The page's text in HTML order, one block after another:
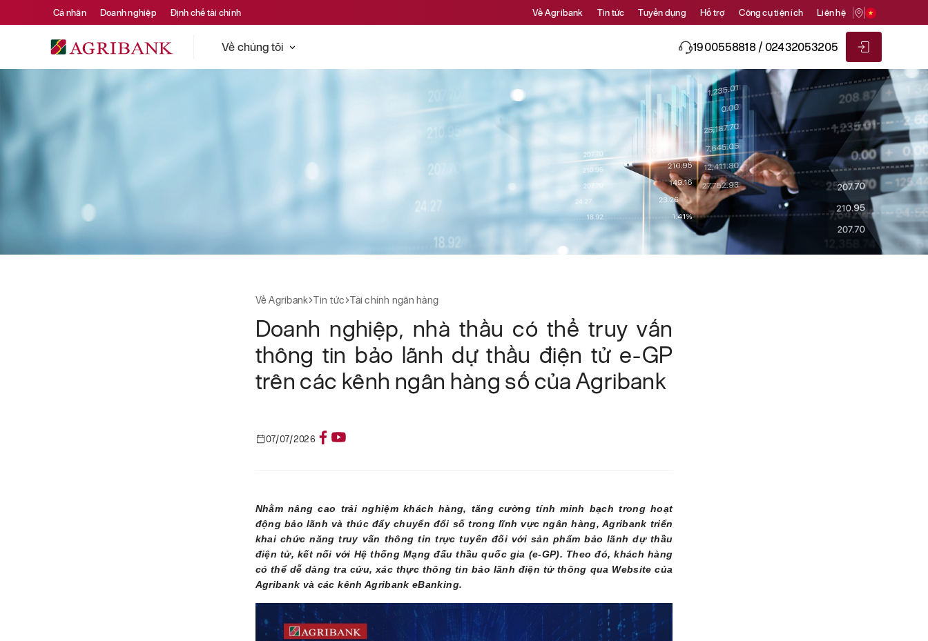
Cá nhân Doanh nghiệp Định chế tài chính Về Agribank Tin tức Tuyển dụng Hỗ trợ Công cụ tiện ích Liên hệ
Về chúng tôi 1900558818 / 02432053205
Về Agribank Tin tức Tài chính ngân hàng
Doanh nghiệp, nhà thầu có thể truy vấn
thông tin bảo lãnh dự thầu điện tử e-GP
trên các kênh ngân hàng số của Agribank
07/07/2026
Nhằm nâng cao trải nghiệm khách hàng, tăng cường tính minh bạch trong hoạt
động bảo lãnh và thúc đẩy chuyển đổi số trong lĩnh vực ngân hàng, Agribank triển
khai chức năng truy vấn thông tin trực tuyến đối với sản phẩm bảo lãnh dự thầu
điện tử, kết nối với Hệ thống Mạng đấu thầu quốc gia (e-GP). Theo đó, khách hàng
có thể dễ dàng tra cứu, xác thực thông tin bảo lãnh điện tử thông qua Website của
Agribank và các kênh Agribank eBanking.